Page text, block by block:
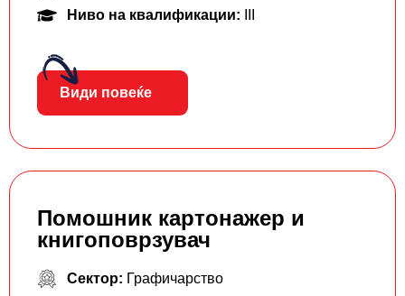
Ниво на квалификации:
Види повеќе
Помошник картонажер и
книгоповрзувач
Сектор: Графичарство